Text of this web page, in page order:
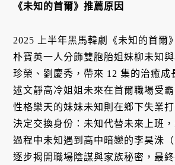
《未知的首爾》推薦原因
2025 上半年黑馬韓劇《未知的首爾
朴寶英一人分飾雙胞胎姐妹柳未知
珍榮、劉慶秀，帶來 12 集的治癒成
述文靜高冷姐姐未來在首爾職場受霸
性格樂天的妹妹未知則在鄉下失業
決定交換身份：未知代替未來上班，
過程中未知遇到高中暗戀的李昊洙
逐步揭開職場陰謀與家族秘密，最